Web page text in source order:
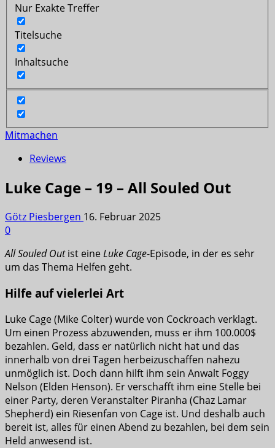
Nur Exakte Treffer
Titelsuche
Inhaltsuche
Mitmachen
Reviews
Luke Cage – 19 – All Souled Out
Götz Piesbergen 16. Februar 2025
0
All Souled Outist eineLuke Cage-Episode, in der es sehr
um das Thema Helfen geht.
Hilfe auf vielerlei Art
Luke Cage (Mike Colter) wurde von Cockroach verklagt.
Um einen Prozess abzuwenden, muss er ihm 100.000$
bezahlen. Geld, dass er natürlich nicht hat und das
innerhalb von drei Tagen herbeizuschaffen nahezu
unmöglich ist. Doch dann hilft ihm sein Anwalt Foggy
Nelson (Elden Henson). Er verschafft ihm eine Stelle bei
einer Party, deren Veranstalter Piranha (Chaz Lamar
Shepherd) ein Riesenfan von Cage ist. Und deshalb auch
bereit ist, alles für einen Abend zu bezahlen, bei dem sein
Held anwesend ist.